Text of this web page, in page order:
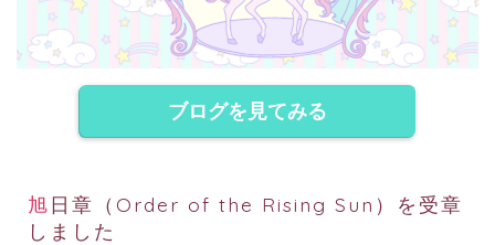
ブログを見てみる
旭日章（Order of the Rising Sun）を受章
しました